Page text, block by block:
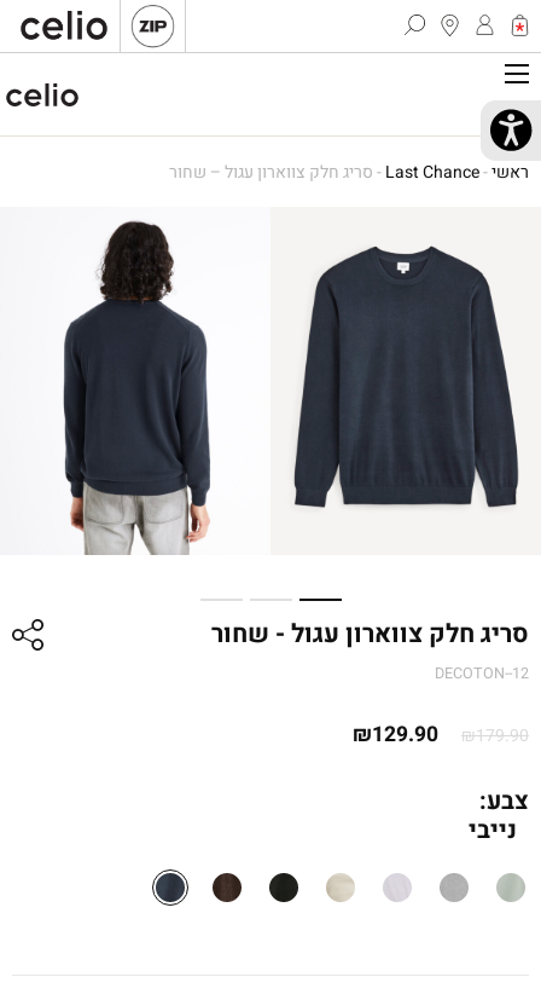
ראשי-
Last Chance
-סריג חלק צווארון עגול – שחור
סריג חלק צווארון עגול - שחור
DECOTON--12
₪179.90
המחיר ₪129.90
צבע:
נייבי